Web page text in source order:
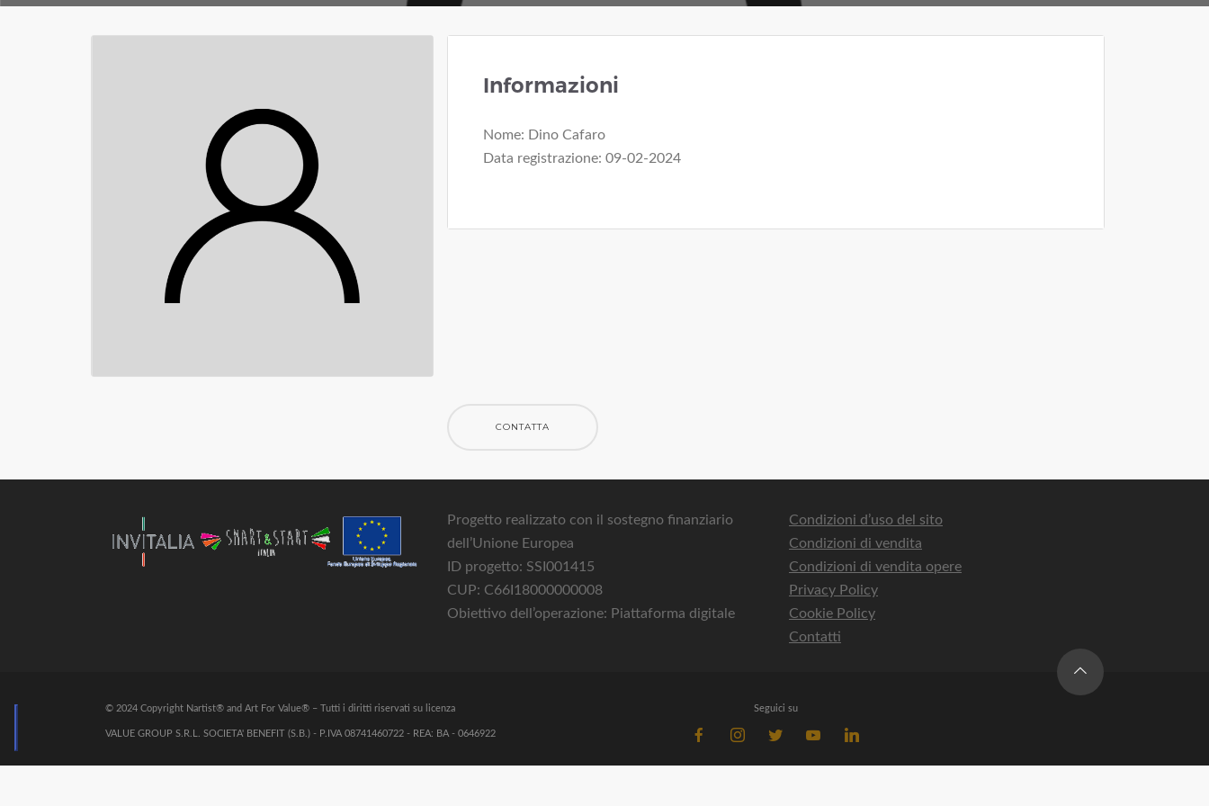
Informazioni
Nome: Dino Cafaro
Data registrazione: 09-02-2024
CONTATTA
Progetto realizzato con il sostegno finanziario
dell’Unione Europea
ID progetto: SSI001415
CUP: C66I18000000008
Obiettivo dell’operazione: Piattaforma digitale
Condizioni d’uso del sito
Condizioni di vendita
Condizioni di vendita opere
Privacy Policy
Cookie Policy
Contatti
© 2024 Copyright Nartist® and Art For Value® – Tutti i diritti riservati su licenza
VALUE GROUP S.R.L. SOCIETA' BENEFIT (S.B.) - P.IVA 08741460722 - REA: BA - 0646922
Seguici su